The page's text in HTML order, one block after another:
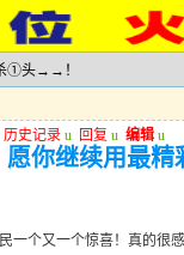
①头→→！
历史记录 u 回复 u 编辑 u
愿你继续用最精
一个又一个惊喜！真的很